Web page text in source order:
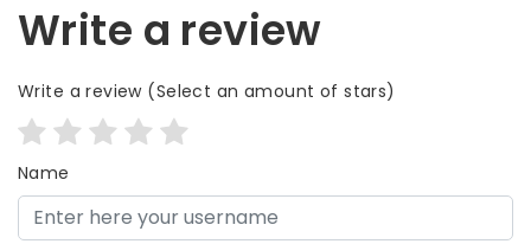
Write a review
Write a review(Select an amount of stars)
Name